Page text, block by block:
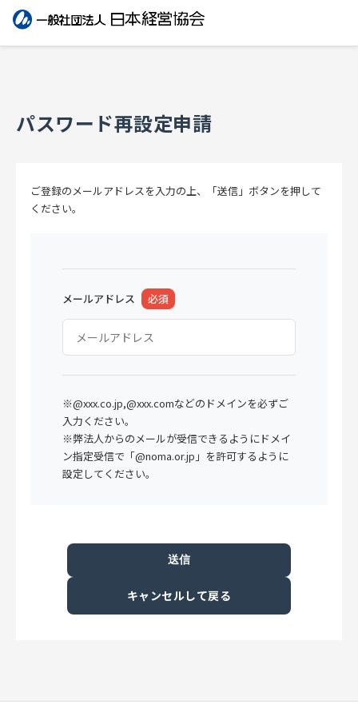
パスワード再設定申請
ご登録のメールアドレスを入力の上、「送信」ボタンを押して
ください。
メールアドレス 必須
※@xxx.co.jp,@xxx.comなどのドメインを必ずご
入力ください。
※弊法人からのメールが受信できるようにドメイ
ン指定受信で「@noma.or.jp」を許可するように
設定してください。
キャンセルして戻る